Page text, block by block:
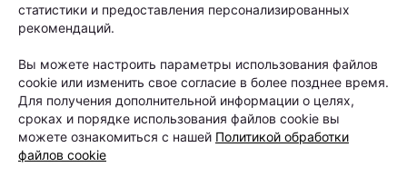
Как правило, пересадку рекомендуют людям с
выраженной андрогенетической алопецией, когда
волосы значительно поредели в лобной или
теменной зоне, а консервативные методы уже не
позволяют добиться заметного улучшения.
статистики и предоставления персонализированных
рекомендаций.
Вы можете настроить параметры использования файлов
cookie или изменить свое согласие в более позднее время.
Для получения дополнительной информации о целях,
сроках и порядке использования файлов cookie вы
можете ознакомиться с нашей Политикой обработки
файлов cookie